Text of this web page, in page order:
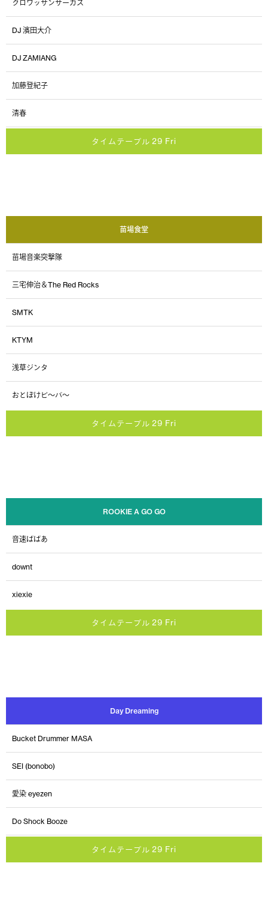
クロワッサンサーカス
DJ 濱田大介
DJ ZAMIANG
加藤登紀子
清春
タイムテーブル 29 Fri
苗場食堂
苗場音楽突撃隊
三宅伸治＆The Red Rocks
SMTK
KTYM
浅草ジンタ
おとぼけビ〜バ〜
タイムテーブル 29 Fri
ROOKIE A GO GO
音速ばばあ
downt
xiexie
タイムテーブル 29 Fri
Day Dreaming
Bucket Drummer MASA
SEI (bonobo)
愛染 eyezen
Do Shock Booze
タイムテーブル 29 Fri